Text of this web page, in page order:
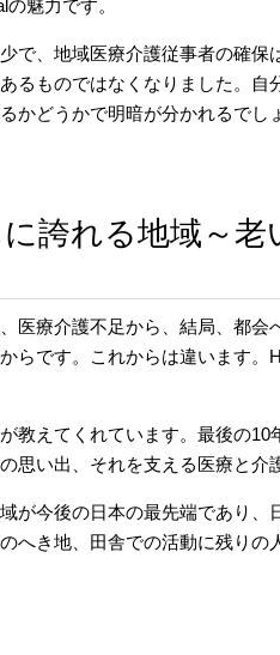
魅力です。
で、地域医療介護従事者の確
るものではなくなりました。
かどうかで明暗が分かれるでし
誇れる地域～
医療介護不足から、結局、都
らです。これからは違います
教えてくれています。最後の
思い出、それを支える医療と介
が今後の日本の最先端であり
へき地、田舎での活動に残り